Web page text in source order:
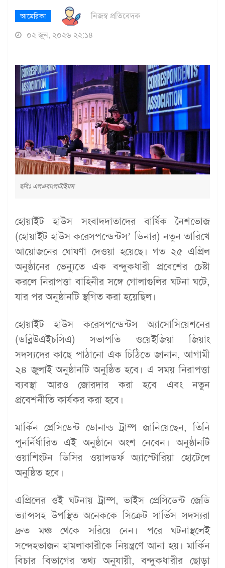
আমেরিকা
নিজস্ব প্রতিবেদক
০২ জুন, ২০২৬ ২২:১৪
ছবিঃ এলএবাংলাটাইমস
হোয়াইট হাউস সংবাদদাতাদের বার্ষিক নৈশভোজ
(হোয়াইট হাউস করেসপন্ডেন্টস’ ডিনার) নতুন তারিখে
আয়োজনের ঘোষণা দেওয়া হয়েছে। গত ২৫ এপ্রিল
অনুষ্ঠানের ভেন্যুতে এক বন্দুকধারী প্রবেশের চেষ্টা
করলে নিরাপত্তা বাহিনীর সঙ্গে গোলাগুলির ঘটনা ঘটে,
যার পর অনুষ্ঠানটি স্থগিত করা হয়েছিল।
হোয়াইট হাউস করেসপন্ডেন্টস অ্যাসোসিয়েশনের
(ডব্লিউএইচসিএ) সভাপতি ওয়েইজিয়া জিয়াং
সদস্যদের কাছে পাঠানো এক চিঠিতে জানান, আগামী
২৪ জুলাই অনুষ্ঠানটি অনুষ্ঠিত হবে। এ সময় নিরাপত্তা
ব্যবস্থা আরও জোরদার করা হবে এবং নতুন
প্রবেশনীতি কার্যকর করা হবে।
মার্কিন প্রেসিডেন্ট ডোনাল্ড ট্রাম্প জানিয়েছেন, তিনি
পুনর্নির্ধারিত এই অনুষ্ঠানে অংশ নেবেন। অনুষ্ঠানটি
ওয়াশিংটন ডিসির ওয়ালডর্ফ অ্যাস্টোরিয়া হোটেলে
অনুষ্ঠিত হবে।
এপ্রিলের ওই ঘটনায় ট্রাম্প, ভাইস প্রেসিডেন্ট জেডি
ভ্যান্সসহ উপস্থিত অনেককে সিক্রেট সার্ভিস সদস্যরা
দ্রুত মঞ্চ থেকে সরিয়ে নেন। পরে ঘটনাস্থলেই
সন্দেহভাজন হামলাকারীকে নিয়ন্ত্রণে আনা হয়। মার্কিন
বিচার বিভাগের তথ্য অনুযায়ী, বন্দুকধারীর ছোড়া